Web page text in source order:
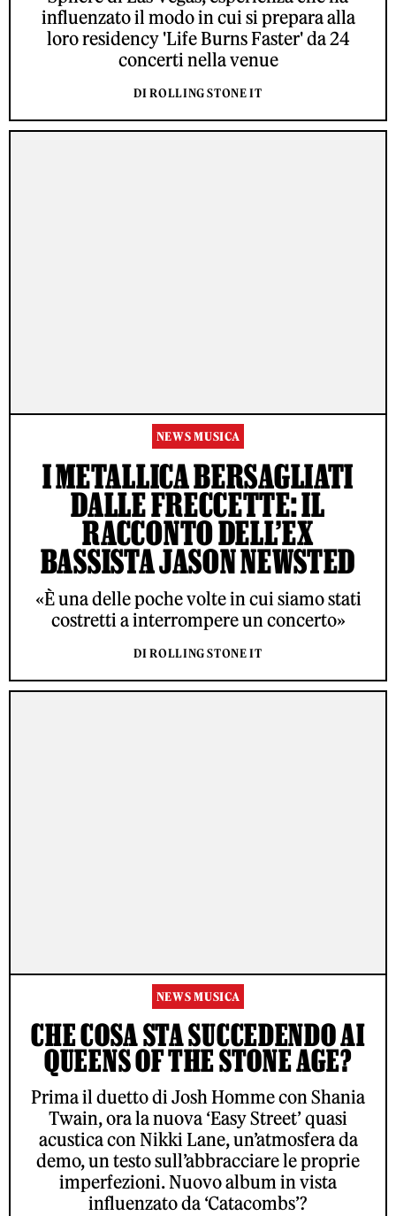
influenzato il modo in cui si prepara alla
loro residency 'Life Burns Faster' da 24
concerti nella venue
DI ROLLING STONE IT
NEWS MUSICA
I METALLICA BERSAGLIATI
DALLE FRECCETTE: IL
RACCONTO DELL’EX
BASSISTA JASON NEWSTED
«È una delle poche volte in cui siamo stati
costretti a interrompere un concerto»
DI ROLLING STONE IT
NEWS MUSICA
CHE COSA STA SUCCEDENDO AI
QUEENS OF THE STONE AGE?
Prima il duetto di Josh Homme con Shania
Twain, ora la nuova ‘Easy Street’ quasi
acustica con Nikki Lane, un’atmosfera da
demo, un testo sull’abbracciare le proprie
imperfezioni. Nuovo album in vista
influenzato da ‘Catacombs’?